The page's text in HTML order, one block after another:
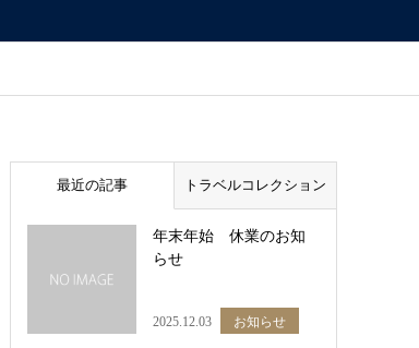
最近の記事 トラベルコレクション
年末年始 休業のお知
らせ
2025.12.03 お知らせ